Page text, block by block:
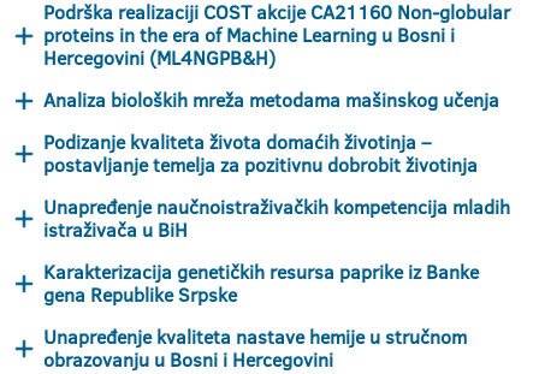
Podrška realizaciji COST akcije CA21160 Non-globular
proteins in the era of Machine Learning u Bosni i
Hercegovini (ML4NGPB&H)
Analiza bioloških mreža metodama mašinskog učenja
Podizanje kvaliteta života domaćih životinja –
postavljanje temelja za pozitivnu dobrobit životinja
Unapređenje naučnoistraživačkih kompetencija mladih
istraživača u BiH
Karakterizacija genetičkih resursa paprike iz Banke
gena Republike Srpske
Unapređenje kvaliteta nastave hemije u stručnom
obrazovanju u Bosni i Hercegovini